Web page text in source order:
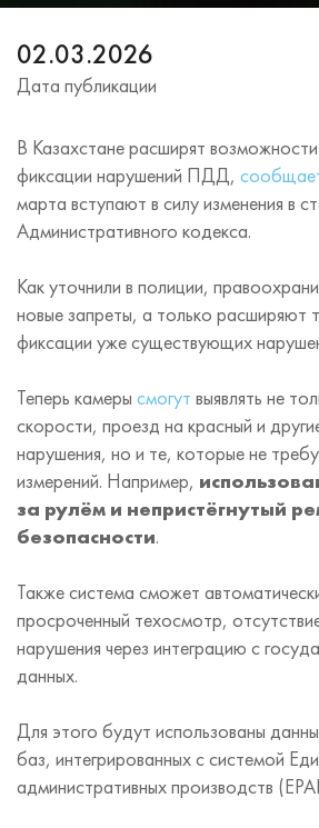
02.03.2026
Дата публикации
В Казахстане расширят
фиксации нарушений ПДД,
марта вступают в силу изменения в
Административного кодекса.
Как уточнили в полиции,
новые запреты, а только расширяют
фиксации уже существующих
Теперь камеры смогут выявлять не
скорости, проезд на красный и
нарушения, но и те, которые не
измерений. Например,
за рулём и непристёгнутый
безопасности.
Также система сможет
просроченный техосмотр,
нарушения через интеграцию с
данных.
Для этого будут использованы
баз, интегрированных с системой
административных производств